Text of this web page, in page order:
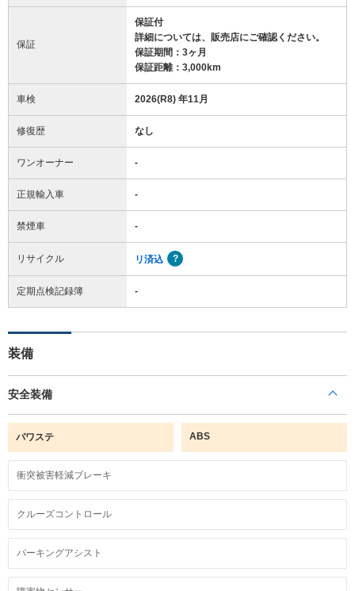
保証
保証付
詳細については、販売店にご確認ください。
保証期間：3ヶ月
保証距離：3,000km
車検 2026(R8) 年11月
修復歴 なし
ワンオーナー -
正規輸入車 -
禁煙車 -
リサイクル リ済込
定期点検記録簿 -
装備
安全装備
パワステ ABS
衝突被害軽減ブレーキ
クルーズコントロール
パーキングアシスト